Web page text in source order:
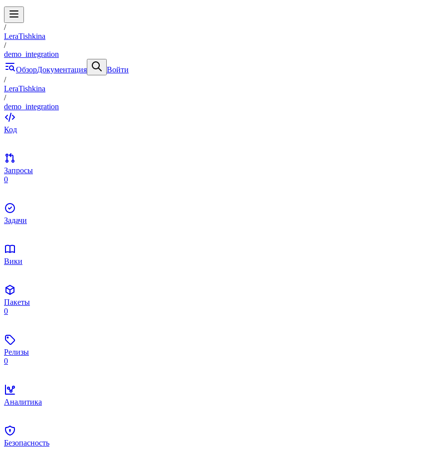
/
LeraTishkina
/
demo_integration
ОбзорДокументация
Войти
/
LeraTishkina
/
demo_integration
Код
Запросы
0
Задачи
Вики
Пакеты
0
Релизы
0
Аналитика
Безопасность